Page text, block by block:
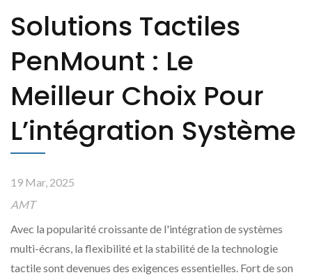
Solutions Tactiles
PenMount : Le
Meilleur Choix Pour
L’intégration Système
19 Mar, 2025
AMT
Avec la popularité croissante de l'intégration de systèmes
multi-écrans, la flexibilité et la stabilité de la technologie
tactile sont devenues des exigences essentielles. Fort de son